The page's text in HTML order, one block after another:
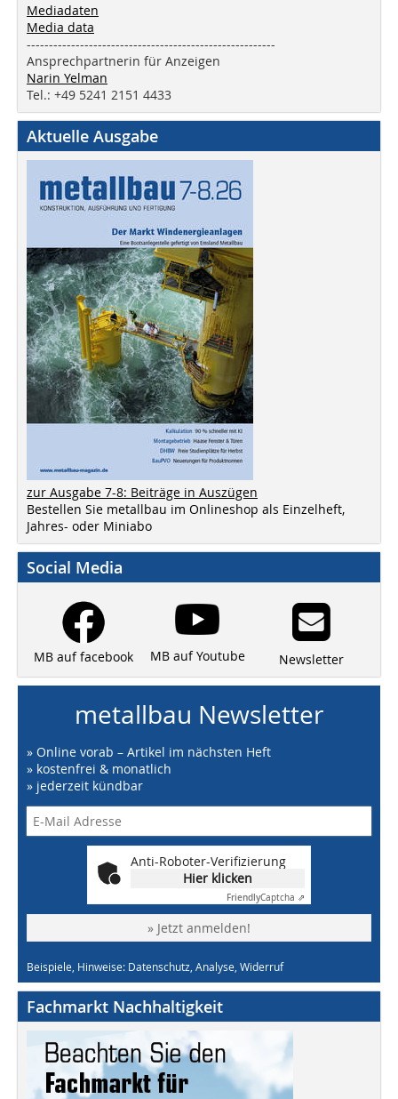
Mediadaten
Media data
--------------------------------------------------------
Ansprechpartnerin für Anzeigen
Narin Yelman
Tel.: +49 5241 2151 4433
Aktuelle Ausgabe
zur Ausgabe 7-8: Beiträge in Auszügen
Bestellen Sie metallbau im Onlineshop als Einzelheft,
Jahres- oder Miniabo
Social Media
MB auf facebook MB auf Youtube Newsletter
metallbau Newsletter
» Online vorab – Artikel im nächsten Heft
» kostenfrei & monatlich
» jederzeit kündbar
Anti-Roboter-Verifizierung
Hier klicken
FriendlyCaptcha ⇗
» Jetzt anmelden!
Beispiele, Hinweise: Datenschutz, Analyse, Widerruf
Fachmarkt Nachhaltigkeit